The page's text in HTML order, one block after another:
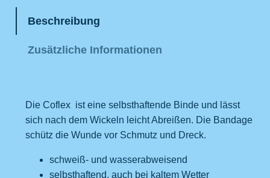
Beschreibung
Zusätzliche Informationen
Die Coflex ist eine selbsthaftende Binde und lässt
sich nach dem Wickeln leicht Abreißen. Die Bandage
schütz die Wunde vor Schmutz und Dreck.
schweiß- und wasserabweisend
selbsthaftend, auch bei kaltem Wetter